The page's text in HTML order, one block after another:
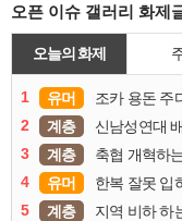
오픈 이슈 갤러리 화제
오늘의 화제
1 유머 조카 용돈 주
2
계층 신남성연대
3
계층 축협 개혁하
4
유머 한복 잘못 입
5
계층 지역 비하 하